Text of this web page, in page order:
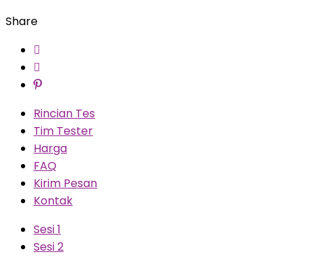
Share
Rincian Tes
Tim Tester
Harga
FAQ
Kirim Pesan
Kontak
Sesi 1
Sesi 2